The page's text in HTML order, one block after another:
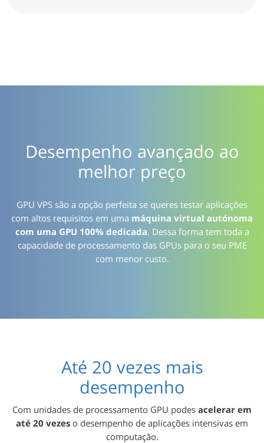
Desempenho avançado ao
melhor preço
GPU VPS são a opção perfeita se queres testar aplicações
com altos requisitos em uma máquina virtual autónoma
com uma GPU 100% dedicada. Dessa forma tem toda a
capacidade de processamento das GPUs para o seu PME
com menor custo.
Até 20 vezes mais
desempenho
Com unidades de processamento GPU podes acelerar em
até 20 vezes o desempenho de aplicações intensivas em
computação.